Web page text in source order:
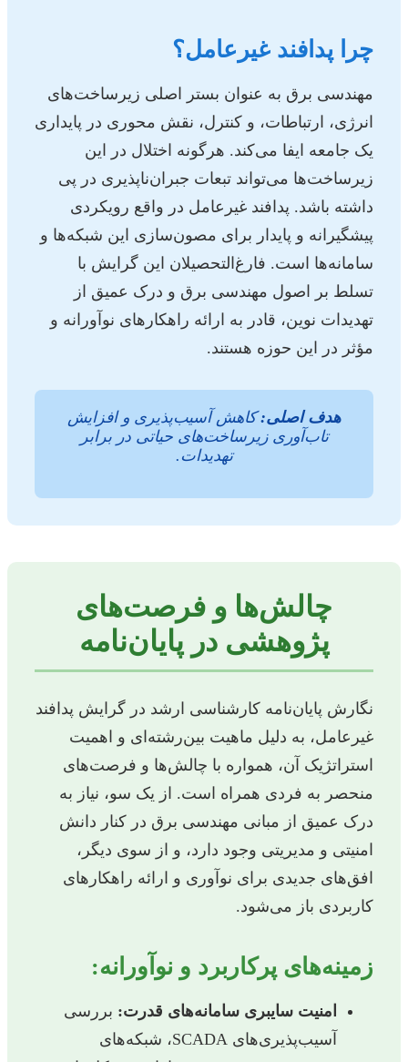
چرا پدافند غیرعامل؟
مهندسی برق به عنوان بستر اصلی زیرساخت‌های
انرژی، ارتباطات، و کنترل، نقش محوری در پایداری
یک جامعه ایفا می‌کند. هرگونه اختلال در این
زیرساخت‌ها می‌تواند تبعات جبران‌ناپذیری در پی
داشته باشد. پدافند غیرعامل در واقع رویکردی
پیشگیرانه و پایدار برای مصون‌سازی این شبکه‌ها و
سامانه‌ها است. فارغ‌التحصیلان این گرایش با
تسلط بر اصول مهندسی برق و درک عمیق از
تهدیدات نوین، قادر به ارائه راهکارهای نوآورانه و
مؤثر در این حوزه هستند.
هدف اصلی:کاهش آسیب‌پذیری و افزایش
تاب‌آوری زیرساخت‌های حیاتی در برابر
تهدیدات.
چالش‌ها و فرصت‌های
پژوهشی در پایان‌نامه
نگارش پایان‌نامه کارشناسی ارشد در گرایش پدافند
غیرعامل، به دلیل ماهیت بین‌رشته‌ای و اهمیت
استراتژیک آن، همواره با چالش‌ها و فرصت‌های
منحصر به فردی همراه است. از یک سو، نیاز به
درک عمیق از مبانی مهندسی برق در کنار دانش
امنیتی و مدیریتی وجود دارد، و از سوی دیگر،
افق‌های جدیدی برای نوآوری و ارائه راهکارهای
کاربردی باز می‌شود.
زمینه‌های پرکاربرد و نوآورانه:
امنیت سایبری سامانه‌های قدرت: بررسی
آسیب‌پذیری‌های SCADA، شبکه‌های